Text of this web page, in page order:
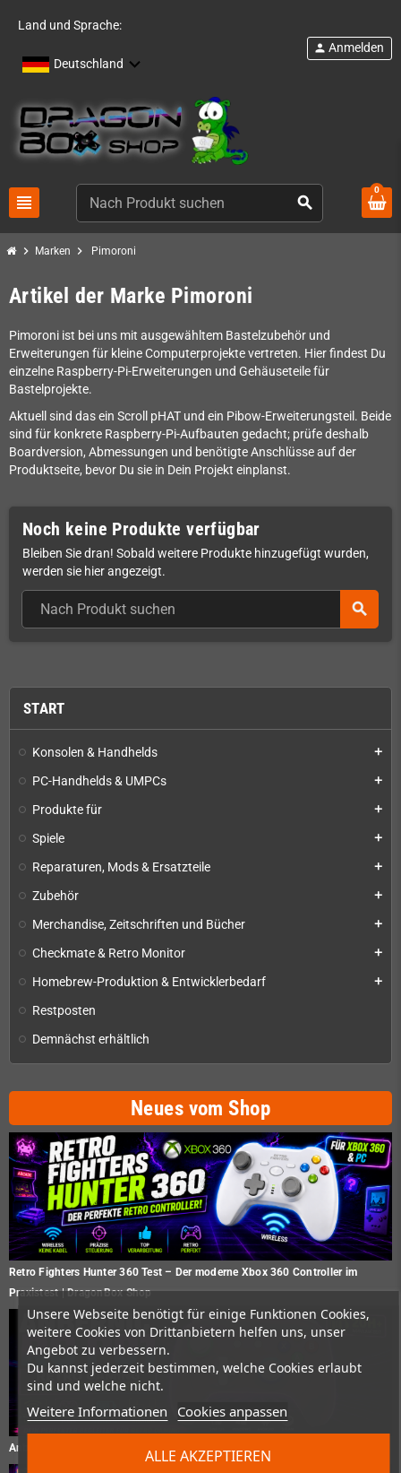
Land und Sprache:
Deutschland
view_headline search
person Anmelden
Unsere Webseite benötigt für einige Funktionen Cookies,
weitere Cookies von Drittanbietern helfen uns, unser
Angebot zu verbessern.
Du kannst jederzeit bestimmen, welche Cookies erlaubt
sind und welche nicht.
Weitere Informationen Cookies anpassen
ALLE AKZEPTIEREN
0
chevron_right Marken chevron_right Pimoroni
START
Konsolen & Handhelds add
PC-Handhelds & UMPCs add
Produkte für add
Spiele add
Reparaturen, Mods & Ersatzteile add
Zubehör add
Merchandise, Zeitschriften und Bücher add
Checkmate & Retro Monitor add
Homebrew-Produktion & Entwicklerbedarf add
Restposten
Demnächst erhältlich
Neues vom Shop
Retro Fighters Hunter 360 Test – Der moderne Xbox 360 Controller im
Praxistest | DragonBox Shop
Anbernic RG P01 Test – Gaming Controller im Praxistest
Artikel der Marke Pimoroni
Pimoroni ist bei uns mit ausgewähltem Bastelzubehör und
Erweiterungen für kleine Computerprojekte vertreten. Hier findest Du
einzelne Raspberry-Pi-Erweiterungen und Gehäuseteile für
Bastelprojekte.
Aktuell sind das ein Scroll pHAT und ein Pibow-Erweiterungsteil. Beide
sind für konkrete Raspberry-Pi-Aufbauten gedacht; prüfe deshalb
Boardversion, Abmessungen und benötigte Anschlüsse auf der
Produktseite, bevor Du sie in Dein Projekt einplanst.
Noch keine Produkte verfügbar
Bleiben Sie dran! Sobald weitere Produkte hinzugefügt wurden,
werden sie hier angezeigt.
search